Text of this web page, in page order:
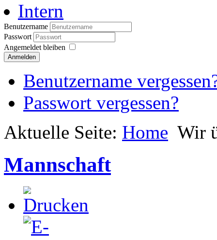
Intern
Benutzername
Passwort
Angemeldet bleiben
Anmelden
Benutzername
Passwort vergessen?
Aktuelle Seite: Home Wir
Mannschaft